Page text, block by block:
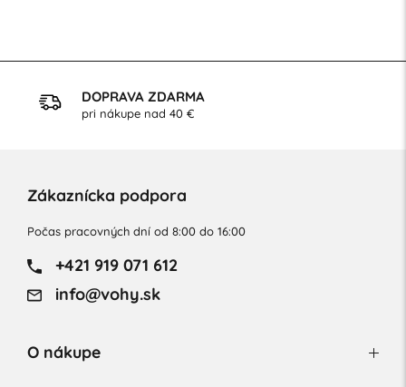
DOPRAVA ZDARMA
pri nákupe nad 40 €
Zákaznícka podpora
Počas pracovných dní od 8:00 do 16:00
+421 919 071 612
info@vohy.sk
O nákupe